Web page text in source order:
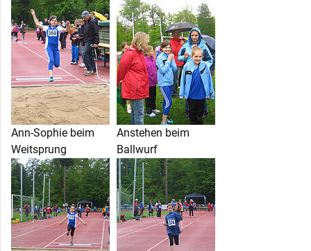
Ann-Sophie beim
Weitsprung
Anstehen beim
Ballwurf